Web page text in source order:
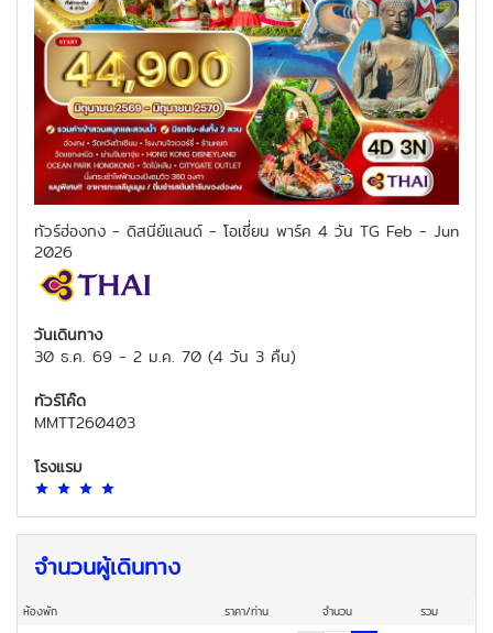
ทัวร์ฮ่องกง - ดิสนีย์แลนด์ - โอเชี่ยน พาร์ค 4 วัน TG Feb - Jun
2026
วันเดินทาง
30 ธ.ค. 69 - 2 ม.ค. 70 (4 วัน 3 คืน)
ทัวร์โค๊ด
MMTT260403
โรงแรม
จำนวนผู้เดินทาง
ห้องพัก ราคา/ท่าน จำนวน
รวม